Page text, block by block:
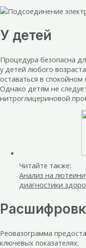
У детей
Процедура безопасна
у детей любого
оставаться в
Однако детям не
нитроглицериновой
Читайте также:
Анализ на
диагностики
Реовазограмма
ключевых показателях: